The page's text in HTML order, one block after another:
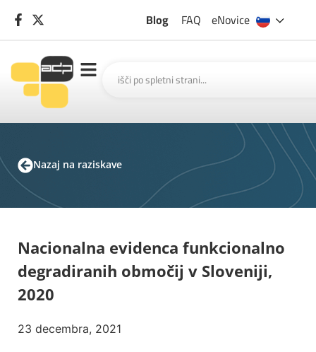
Blog FAQ eNovice
Nazaj na raziskave
Nacionalna evidenca funkcionalno
degradiranih območij v Sloveniji,
2020
23 decembra, 2021